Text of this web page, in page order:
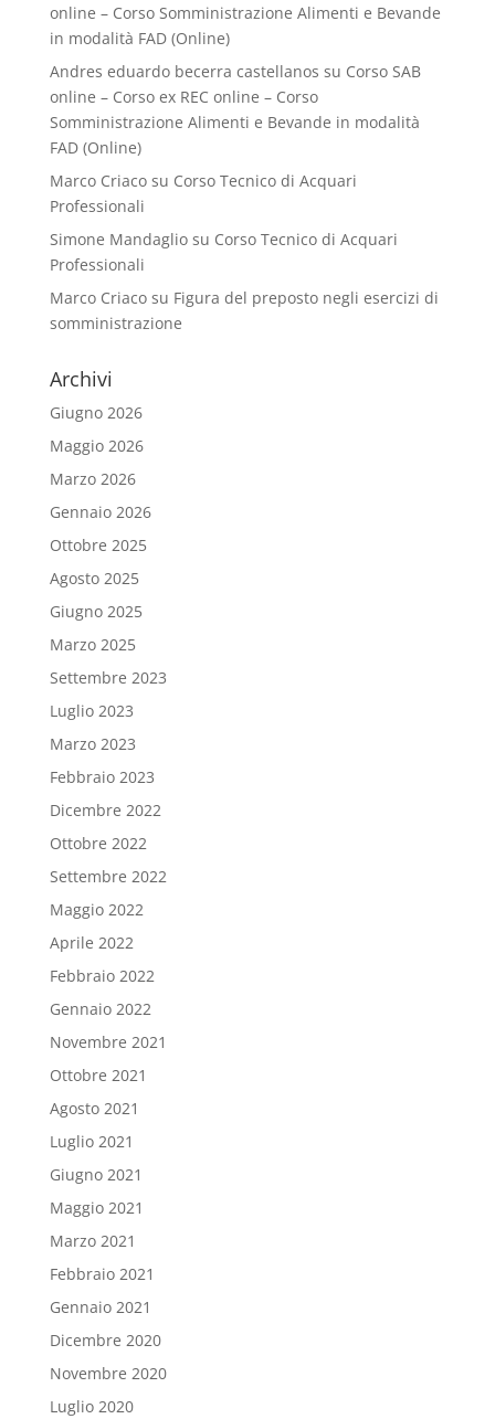
online – Corso Somministrazione Alimenti e Bevande
in modalità FAD (Online)
Andres eduardo becerra castellanos su Corso SAB
online – Corso ex REC online – Corso
Somministrazione Alimenti e Bevande in modalità
FAD (Online)
Marco Criacosu Corso Tecnico di Acquari
Professionali
Simone Mandagliosu Corso Tecnico di Acquari
Professionali
Marco Criacosu Figura del preposto negli esercizi di
somministrazione
Archivi
Giugno 2026
Maggio 2026
Marzo 2026
Gennaio 2026
Ottobre 2025
Agosto 2025
Giugno 2025
Marzo 2025
Settembre 2023
Luglio 2023
Marzo 2023
Febbraio 2023
Dicembre 2022
Ottobre 2022
Settembre 2022
Maggio 2022
Aprile 2022
Febbraio 2022
Gennaio 2022
Novembre 2021
Ottobre 2021
Agosto 2021
Luglio 2021
Giugno 2021
Maggio 2021
Marzo 2021
Febbraio 2021
Gennaio 2021
Dicembre 2020
Novembre 2020
Luglio 2020